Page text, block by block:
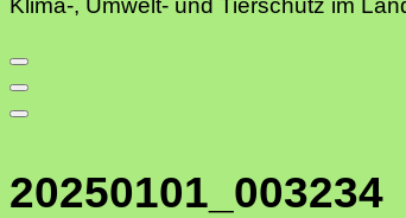
Klima-, Umwelt- und Tierschutz im
20250101_003234